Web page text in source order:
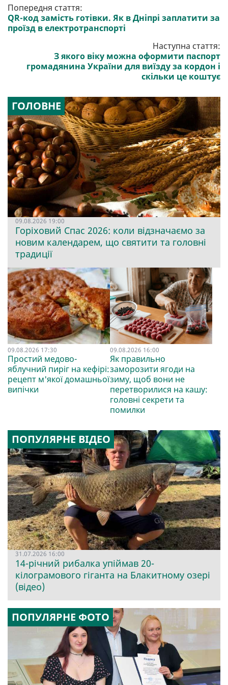
Попередня стаття:
QR-код замість готівки. Як в Дніпрі заплатити за
проїзд в електротранспорті
Наступна стаття:
З якого віку можна оформити паспорт
громадянина України для виїзду за кордон і
скільки це коштує
ГОЛОВНЕ
09.08.2026 19:00
Горіховий Спас 2026: коли відзначаємо за
новим календарем, що святити та головні
традиції
09.08.2026 17:30
Простий медово-
яблучний пиріг на кефірі:
рецепт м'якої домашньої
випічки
09.08.2026 16:00
Як правильно
заморозити ягоди на
зиму, щоб вони не
перетворилися на кашу:
головні секрети та
помилки
ПОПУЛЯРНЕ ВІДЕО
31.07.2026 16:00
14-річний рибалка упіймав 20-
кілограмового гіганта на Блакитному озері
(відео)
ПОПУЛЯРНЕ ФОТО